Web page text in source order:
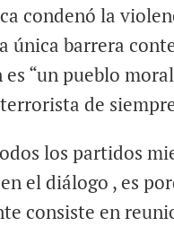
condenó la
única barrera
“un pueblo
de
los partidos
el diálogo , es
consiste en